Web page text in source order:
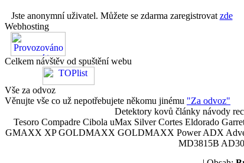
Jste anonymní uživatel. Můžete se zdarma zaregistrovat zde
Webhosting
Celkem návštěv od spuštění webu
Vše za odvoz
Věnujte vše co už nepotřebujete někomu jinému "Za odvoz"
Detektory kovů články návody
Tesoro Compadre Cibola uMax Silver Cortes Eldorado
GMAXX XP GOLDMAXX GOLDMAXX Power ADX
MD3815B